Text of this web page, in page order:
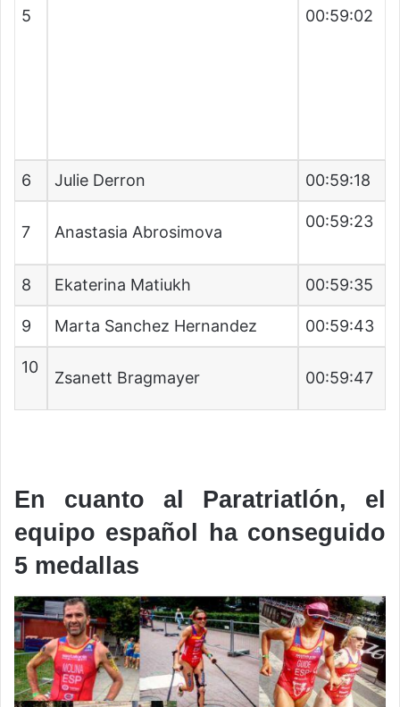
5 00:59:02
6 Julie Derron 00:59:18
7 Anastasia Abrosimova
00:59:23
8 Ekaterina Matiukh 00:59:35
9 Marta Sanchez Hernandez 00:59:43
10
Zsanett Bragmayer 00:59:47
En cuanto al Paratriatlón, el
equipo español ha conseguido
5 medallas